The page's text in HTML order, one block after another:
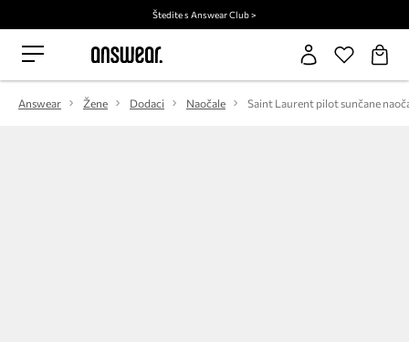
Štedite s Answear Club >
Answear Žene Dodaci Naočale Saint Laurent pilot sunčane